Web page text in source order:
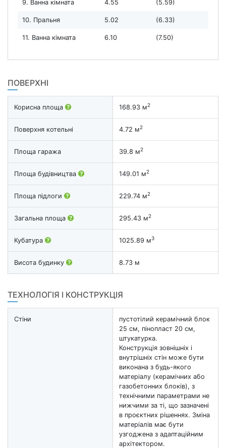
9. Ванна кімната 4.55 (5.59)
10. Пральня 5.02 (6.33)
11. Ванна кімната 6.10 (7.50)
ПОВЕРХНІ
Корисна площа 168.93 м2
Поверхня котельні 4.72 м2
Площа гаража 39.8 м2
Площа будівництва 149.01 м2
Площа підлоги 229.74 м2
Загальна площа 295.43 м2
Кубатура 1025.89 м3
Висота будинку 8.73 м
ТЕХНОЛОГІЯ І КОНСТРУКЦІЯ
Стіни
пустотілий керамічний блок
25 см, пінопласт 20 см,
штукатурка.
Конструкція зовнішніх і
внутрішніх стін може бути
виконана з будь-якого
матеріалу (керамічних або
газобетонних блоків), з
технічними параметрами не
нижчими за ті, що зазначені
в проєктних рішеннях. Зміна
матеріалів має бути
узгоджена з адаптаційним
архітектором.